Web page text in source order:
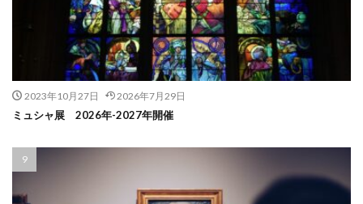
2023年10月27日 2026年7月29日
ミュシャ展 2026年-2027年開催